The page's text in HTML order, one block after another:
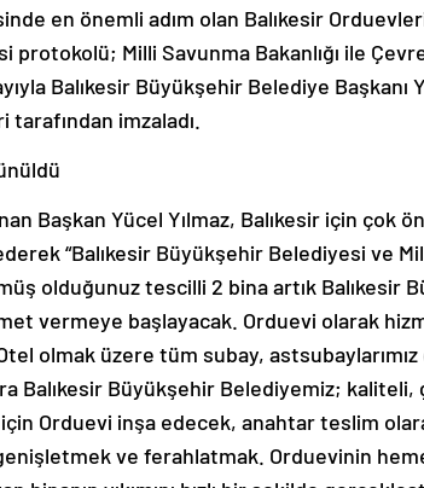
en önemli adım olan Balıkesir
Milli Savunma Bakanlığı ile
Balıkesir Büyükşehir Belediye Başkanı
tarafından imzaladı.
Başkan Yücel Yılmaz, Balıkesir için çok
“Balıkesir Büyükşehir Belediyesi ve
olduğunuz tescilli 2 bina artık Balıkesir
vermeye başlayacak. Orduevi olarak
olmak üzere tüm subay,
Balıkesir Büyükşehir Belediyemiz;
Orduevi inşa edecek, anahtar teslim
ve ferahlatmak. Orduevinin